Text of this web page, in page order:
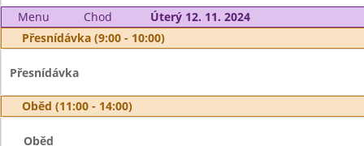
Menu Chod
Úterý 12. 11. 2024
Přesnídávka (9:00 - 10:00)
Přesnídávka
Oběd (11:00 - 14:00)
Oběd